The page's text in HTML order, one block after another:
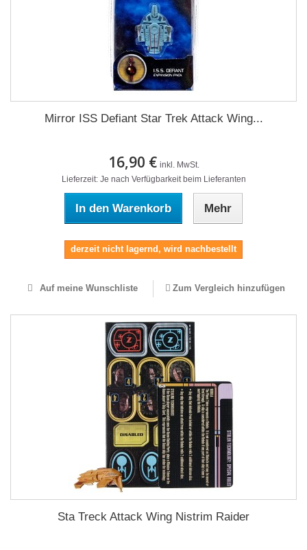
Mirror ISS Defiant Star Trek Attack Wing...
16,90 € inkl. MwSt.
Lieferzeit: Je nach Verfügbarkeit beim Lieferanten
In den Warenkorb Mehr
derzeit nicht lagernd, wird nachbestellt
Auf meine Wunschliste Zum Vergleich hinzufügen
Sta Treck Attack Wing Nistrim Raider